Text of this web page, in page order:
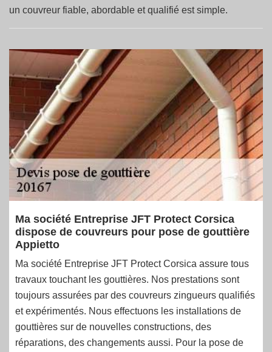
un couvreur fiable, abordable et qualifié est simple.
Ma société Entreprise JFT Protect Corsica
dispose de couvreurs pour pose de gouttière
Appietto
Ma société Entreprise JFT Protect Corsica assure tous
travaux touchant les gouttières. Nos prestations sont
toujours assurées par des couvreurs zingueurs qualifiés
et expérimentés. Nous effectuons les installations de
gouttières sur de nouvelles constructions, des
réparations, des changements aussi. Pour la pose de